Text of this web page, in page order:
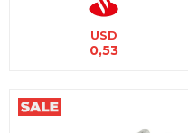
USD
0,53